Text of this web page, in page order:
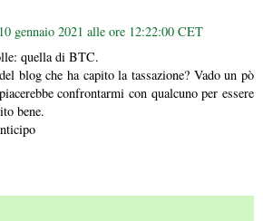
gennaio 2021 alle ore 12:22:00 CET
quella di BTC.
blog che ha capito la tassazione? Vado un pò
confrontarmi con qualcuno per essere
bene.